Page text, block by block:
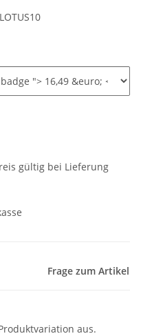
gültig bei Lieferung
Frage zum Artikel
aus.